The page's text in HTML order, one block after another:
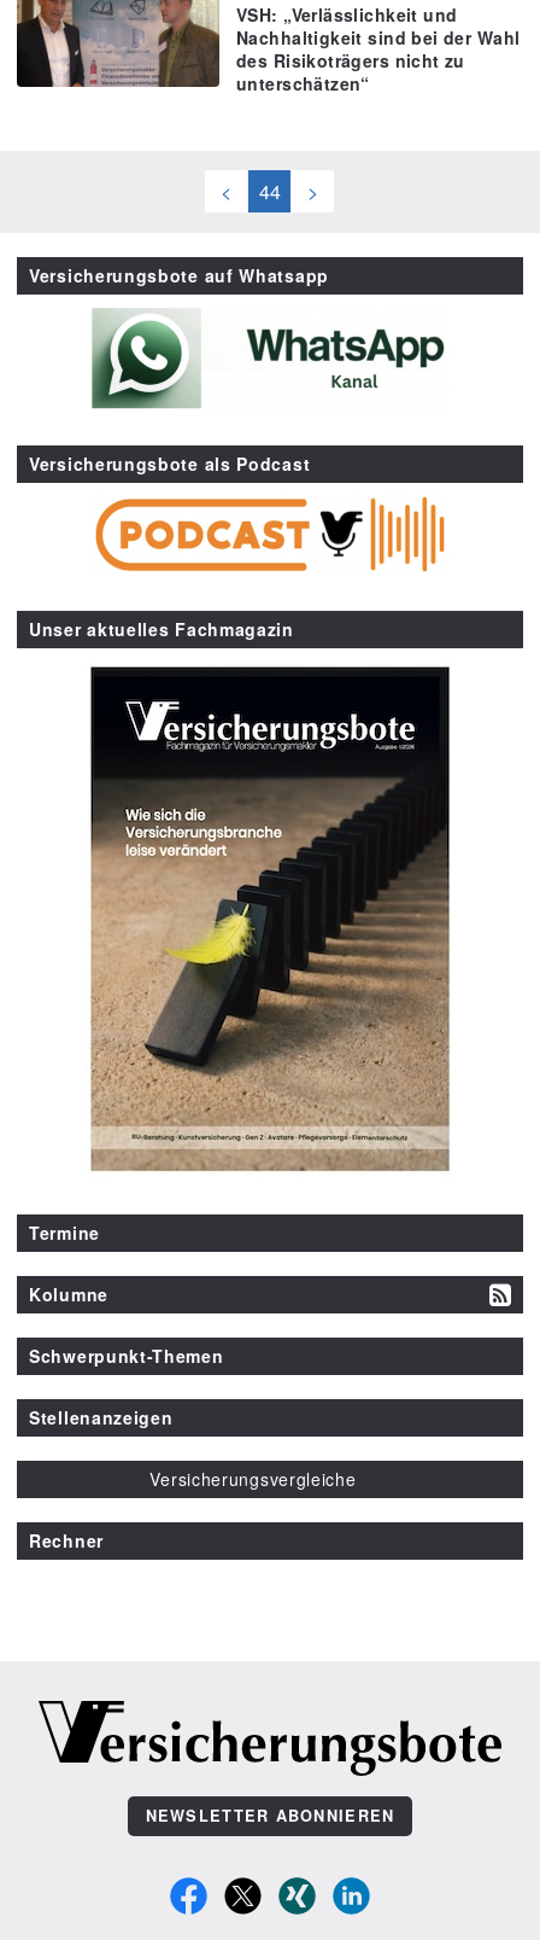
VSH: „Verlässlichkeit und
Nachhaltigkeit sind bei der Wahl
des Risikoträgers nicht zu
unterschätzen“
< 44 >
Versicherungsbote auf Whatsapp
Versicherungsbote als Podcast
Unser aktuelles Fachmagazin
Termine
Kolumne
Schwerpunkt-Themen
Stellenanzeigen
Versicherungsvergleiche
Rechner
NEWSLETTER ABONNIEREN